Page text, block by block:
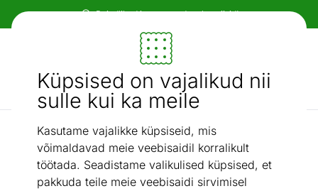
Küpsised on vajalikud nii
sulle kui ka meile
Kasutame vajalikke küpsiseid, mis
võimaldavad meie veebisaidil korralikult
töötada. Seadistame valikulised küpsised, et
pakkuda teile meie veebisaidi sirvimisel
Paindlikud ja mugavad makseviisid!
Mööbel ja sisustus - ON24
Otsi...
AI otsing
Voodiraamid Voodi Chilly Home 140x200 cm